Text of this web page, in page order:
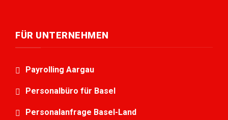
FÜR UNTERNEHMEN
Payrolling Aargau
Personalbüro für Basel
Personalanfrage Basel-Land